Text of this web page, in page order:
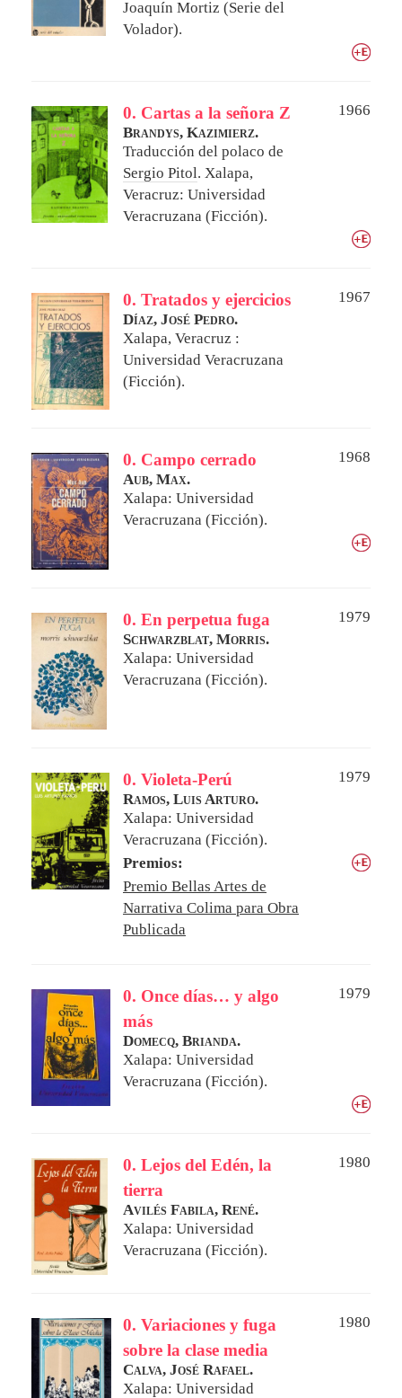
Joaquín Mortiz (Serie del
Volador).
0. Cartas a la señora Z
1966
Brandys, Kazimierz.
Traducción del polaco de
Sergio Pitol. Xalapa,
Veracruz: Universidad
Veracruzana (Ficción).
0. Tratados y ejercicios
1967
Díaz, José Pedro.
Xalapa, Veracruz :
Universidad Veracruzana
(Ficción).
0. Campo cerrado
1968
Aub, Max.
Xalapa: Universidad
Veracruzana (Ficción).
0. En perpetua fuga
1979
Schwarzblat, Morris.
Xalapa: Universidad
Veracruzana (Ficción).
0. Violeta-Perú
1979
Ramos, Luis Arturo.
Xalapa: Universidad
Veracruzana (Ficción).
Premios:
Premio Bellas Artes de
Narrativa Colima para Obra
Publicada
0. Once días… y algo
más
1979
Domecq, Brianda.
Xalapa: Universidad
Veracruzana (Ficción).
0. Lejos del Edén, la
tierra
1980
Avilés Fabila, René.
Xalapa: Universidad
Veracruzana (Ficción).
0. Variaciones y fuga
sobre la clase media
1980
Calva, José Rafael.
Xalapa: Universidad